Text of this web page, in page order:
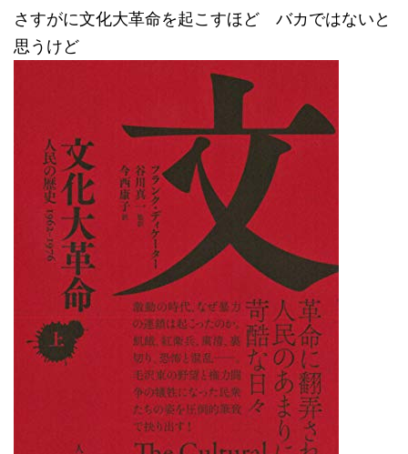
さすがに文化大革命を起こすほど バカではないと
思うけど